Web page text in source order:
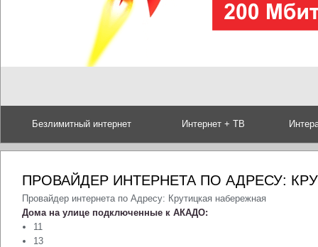
Безлимитный интернет Интернет + ТВ
ПРОВАЙДЕР ИНТЕРНЕТА ПО АДРЕСУ:
Провайдер интернета по Адресу: Крутицкая набережная
Дома на улице подключенные к АКАДО:
11
13